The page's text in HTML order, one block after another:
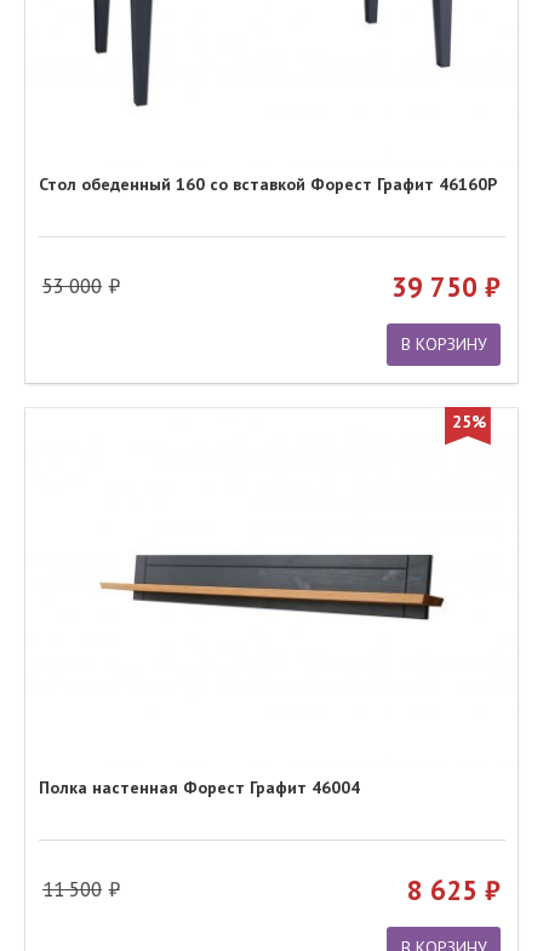
Стол обеденный 160 со вставкой Форест Графит 46160Р
53 000 39 750
В КОРЗИНУ
25%
Полка настенная Форест Графит 46004
11 500 8 625